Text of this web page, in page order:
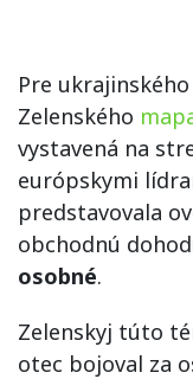
Pre
Zelenského
vystavená na
európskymi
predstavovala
obchodnú
osobné.
Zelenskyj túto
otec bojoval za